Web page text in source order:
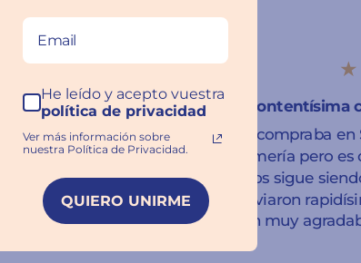
rápido. Volveré
al 100%
Contentísima
Ya compraba
Almería pero
ellos sigue
enviaron
son muy
He leído y acepto vuestra
política de privacidad
Ver más información sobre
nuestra Política de Privacidad.
QUIERO UNIRME